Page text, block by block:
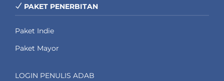
PAKET PENERBITAN
Paket Indie
Paket Mayor
LOGIN PENULIS ADAB